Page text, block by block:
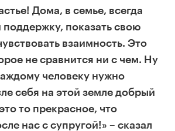
Дома, в семье, всегда
показать свою
взаимность. Это
не сравнится ни с чем. Ну
человеку нужно
себя на этой земле добрый
то прекрасное, что
нас с супругой!» – сказал